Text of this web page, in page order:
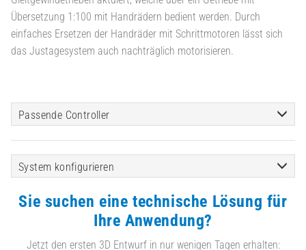
Übersetzung 1:100 mit Handrädern bedient werden. Durch
einfaches Ersetzen der Handräder mit Schrittmotoren lässt sich
das Justagesystem auch nachträglich motorisieren.
Passende Controller
System konfigurieren
Sie suchen eine technische Lösung für
Ihre Anwendung?
Jetzt den ersten 3D Entwurf in nur wenigen Tagen erhalten: